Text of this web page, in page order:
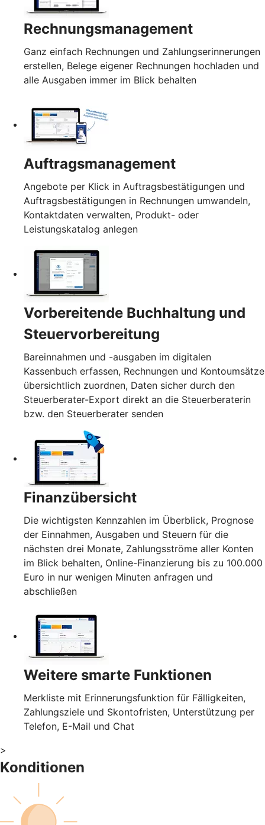
Rechnungsmanagement
Ganz einfach Rechnungen und Zahlungserinnerungen
erstellen, Belege eigener Rechnungen hochladen und
alle Ausgaben immer im Blick behalten
Auftragsmanagement
Angebote per Klick in Auftragsbestätigungen und
Auftragsbestätigungen in Rechnungen umwandeln,
Kontaktdaten verwalten, Produkt- oder
Leistungskatalog anlegen
Vorbereitende Buchhaltung und
Steuervorbereitung
Bareinnahmen und -ausgaben im digitalen
Kassenbuch erfassen, Rechnungen und Kontoumsätze
übersichtlich zuordnen, Daten sicher durch den
Steuerberater-Export direkt an die Steuerberaterin
bzw. den Steuerberater senden
Finanzübersicht
Die wichtigsten Kennzahlen im Überblick, Prognose
der Einnahmen, Ausgaben und Steuern für die
nächsten drei Monate, Zahlungsströme aller Konten
im Blick behalten, Online-Finanzierung bis zu 100.000
Euro in nur wenigen Minuten anfragen und
abschließen
Weitere smarte Funktionen
Merkliste mit Erinnerungsfunktion für Fälligkeiten,
Zahlungsziele und Skontofristen, Unterstützung per
Telefon, E-Mail und Chat
>
Konditionen